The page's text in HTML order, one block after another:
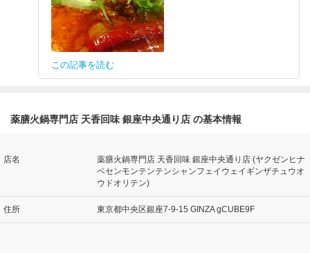
この記事を読む
薬膳火鍋専門店 天香回味 銀座中央通り店 の基本情報
店名
薬膳火鍋専門店 天香回味 銀座中央通り店 (ヤクゼンヒナ
ベセンモンテンテンシャンフェイウェイギンザチュウオ
ウドオリテン)
住所 東京都中央区銀座7-9-15 GINZA gCUBE9F